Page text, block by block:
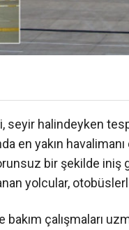
seyir halindeyken
en yakın
bir şekilde
yolcular,
çalışmaları